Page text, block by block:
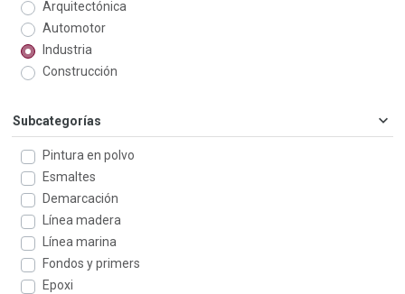
Arquitectónica
Automotor
Industria
Construcción
Subcategorías
Pintura en polvo
Esmaltes
Demarcación
Línea madera
Línea marina
Fondos y primers
Epoxi